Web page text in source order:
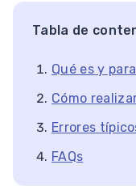
Tabla de
Qué es y
Cómo
Errores
FAQs